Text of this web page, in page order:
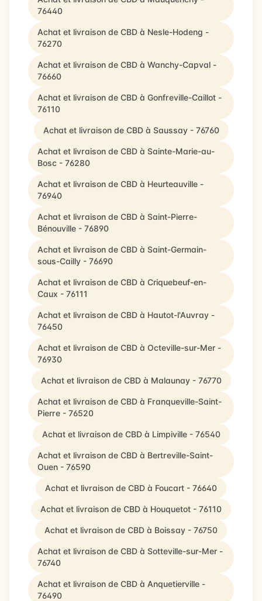
76440
Achat et livraison de CBD à Nesle-Hodeng -
76270
Achat et livraison de CBD à Wanchy-Capval -
76660
Achat et livraison de CBD à Gonfreville-Caillot -
76110
Achat et livraison de CBD à Saussay - 76760
Achat et livraison de CBD à Sainte-Marie-au-
Bosc - 76280
Achat et livraison de CBD à Heurteauville -
76940
Achat et livraison de CBD à Saint-Pierre-
Bénouville - 76890
Achat et livraison de CBD à Saint-Germain-
sous-Cailly - 76690
Achat et livraison de CBD à Criquebeuf-en-
Caux - 76111
Achat et livraison de CBD à Hautot-l'Auvray -
76450
Achat et livraison de CBD à Octeville-sur-Mer -
76930
Achat et livraison de CBD à Malaunay - 76770
Achat et livraison de CBD à Franqueville-Saint-
Pierre - 76520
Achat et livraison de CBD à Limpiville - 76540
Achat et livraison de CBD à Bertreville-Saint-
Ouen - 76590
Achat et livraison de CBD à Foucart - 76640
Achat et livraison de CBD à Houquetot - 76110
Achat et livraison de CBD à Boissay - 76750
Achat et livraison de CBD à Sotteville-sur-Mer -
76740
Achat et livraison de CBD à Anquetierville -
76490